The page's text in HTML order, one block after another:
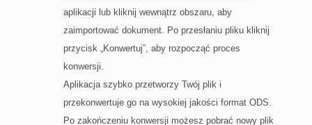
aplikacji lub kliknij wewnątrz obszaru, aby
zaimportować dokument. Po przesłaniu pliku kliknij
przycisk „Konwertuj”, aby rozpocząć proces
konwersji.
Aplikacja szybko przetworzy Twój plik i
przekonwertuje go na wysokiej jakości format ODS.
Po zakończeniu konwersji możesz pobrać nowy plik